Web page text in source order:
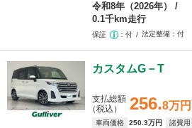
令和8年（2026年）
0.1千km走行
保証 付 法定整備 付
カスタムG－T
256.8万円
支払総額
（税込）
車両価格 250 .3万円 諸費用